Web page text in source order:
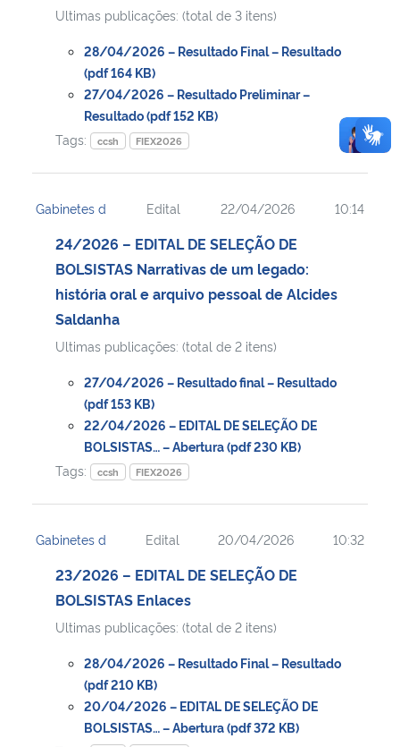
Ultimas publicações: (total de 3 itens)
28/04/2026 – Resultado Final – Resultado
(pdf 164 KB)
27/04/2026 – Resultado Preliminar –
Resultado (pdf 152 KB)
Tags:
ccsh FIEX2026
Gabinetes d Edital 22/04/2026 10:14
24/2026 – EDITAL DE SELEÇÃO DE
BOLSISTAS Narrativas de um legado:
história oral e arquivo pessoal de Alcides
Saldanha
Ultimas publicações: (total de 2 itens)
27/04/2026 – Resultado final – Resultado
(pdf 153 KB)
22/04/2026 – EDITAL DE SELEÇÃO DE
BOLSISTAS… – Abertura (pdf 230 KB)
Tags:
ccsh FIEX2026
Gabinetes d Edital 20/04/2026 10:32
23/2026 – EDITAL DE SELEÇÃO DE
BOLSISTAS Enlaces
Ultimas publicações: (total de 2 itens)
28/04/2026 – Resultado Final – Resultado
(pdf 210 KB)
20/04/2026 – EDITAL DE SELEÇÃO DE
BOLSISTAS… – Abertura (pdf 372 KB)